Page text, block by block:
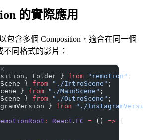
的實際應用
包含多個 Composition，適合在同一個
同格式的影片：
Folder } from "remotion" ;
} from "./IntroScene" ;
} from "./MainScene" ;
} from "./OutroScene" ;
} from "./
: React . FC = () => {